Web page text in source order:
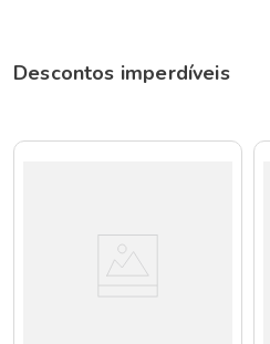
Descontos imperdíveis